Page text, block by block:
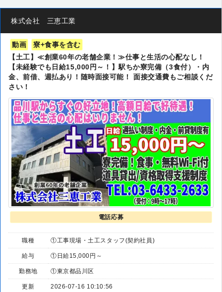
株式会社 三恵工業
動画
寮+食事を含む
【土工】≪創業60年の老舗企業！≫仕事と生活の心配なし！
【未経験でも日給15,000円～！】駅ちか寮完備（3食付）・内
金、前借、週払あり！随時面接可能！ 面接交通費もご相談くだ
さい！
電話応募
職種 ①工事現場・土工スタッフ(契約社員)
給与 ①日給15,000円～
勤務地 ①東京都品川区
更新 2026-07-16 10:10:56